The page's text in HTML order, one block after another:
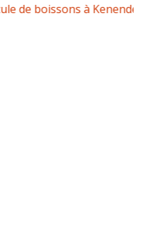
Kenendé Kaman